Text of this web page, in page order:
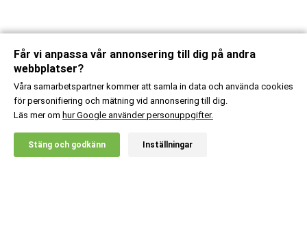
20% RABATT!
X
Får vi anpassa vår annonsering till dig på andra
webbplatser?
Våra samarbetspartner kommer att samla in data och använda cookies
för personifiering och mätning vid annonsering till dig.
Läs mer om hur Google använder personuppgifter.
Stäng och godkänn Inställningar